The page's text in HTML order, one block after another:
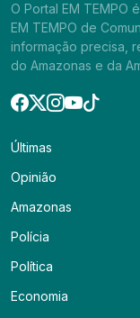
O Portal EM TEMPO
EM TEMPO de
informação precisa,
do Amazonas e da
Últimas
Opinião
Amazonas
Polícia
Política
Economia